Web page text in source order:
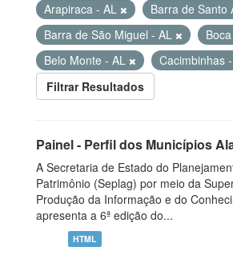
Arapiraca - AL
Barra de Santo
Barra de São Miguel - AL
Belo Monte - AL
Cacimbinhas
Filtrar Resultados
Painel - Perfil dos Municípios
A Secretaria de Estado do
Patrimônio (Seplag) por meio da
Produção da Informação e do
apresenta a 6ª edição do...
HTML